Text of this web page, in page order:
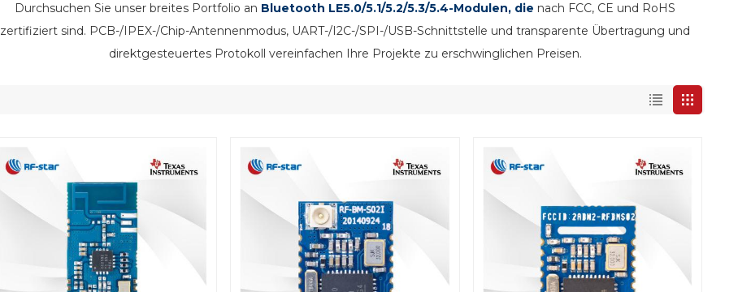
Durchsuchen Sie unser breites Portfolio an Bluetooth LE5.0/5.1/5.2/5.3/5.4-Modulen, die nach FCC, CE und RoHS
zertifiziert sind. PCB-/IPEX-/Chip-Antennenmodus, UART-/I2C-/SPI-/USB-Schnittstelle und transparente Übertragung und
direktgesteuertes Protokoll vereinfachen Ihre Projekte zu erschwinglichen Preisen.